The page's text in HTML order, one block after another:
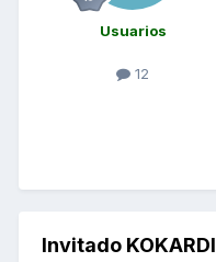
Usuarios
12
Invitado KOKARDI